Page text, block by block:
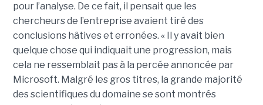
pour l’analyse. De ce fait, il pensait que les
chercheurs de l’entreprise avaient tiré des
conclusions hâtives et erronées. « Il y avait bien
quelque chose qui indiquait une progression, mais
cela ne ressemblait pas à la percée annoncée par
Microsoft. Malgré les gros titres, la grande majorité
des scientifiques du domaine se sont montrés